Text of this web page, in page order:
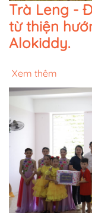
Trà Leng -
từ thiện
Alokiddy.
Xem thêm